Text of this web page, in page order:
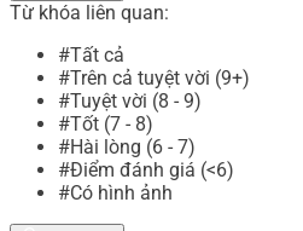
Từ khóa liên quan:
#Tất cả
#Trên cả tuyệt vời (9+)
#Tuyệt vời (8 - 9)
#Tốt (7 - 8)
#Hài lòng (6 - 7)
#Điểm đánh giá (<6)
#Có hình ảnh